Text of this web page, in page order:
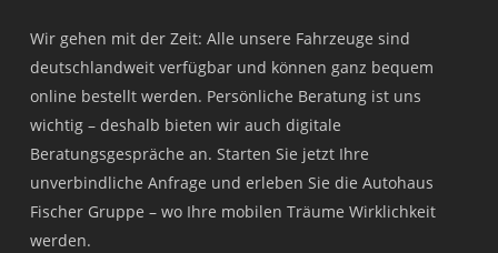
Wir gehen mit der Zeit: Alle unsere Fahrzeuge sind
deutschlandweit verfügbar und können ganz bequem
online bestellt werden. Persönliche Beratung ist uns
wichtig – deshalb bieten wir auch digitale
Beratungsgespräche an. Starten Sie jetzt Ihre
unverbindliche Anfrage und erleben Sie die Autohaus
Fischer Gruppe – wo Ihre mobilen Träume Wirklichkeit
werden.